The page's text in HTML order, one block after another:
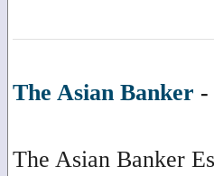
The Asian Banker -
The Asian Banker